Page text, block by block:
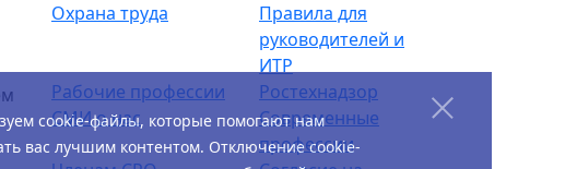
Охрана труда
Правила для
руководителей и
ИТР
Рабочие профессии
Ростехнадзор
СМИ о нас
Современные
профессии
cookie-файлы, которые помогают нам
вас лучшим контентом. Отключение cookie-